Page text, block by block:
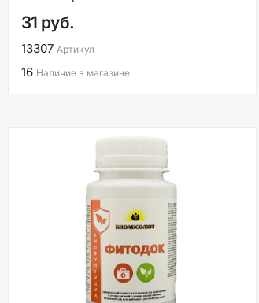
31 руб.
13307 Артикул
16 Наличие в магазине